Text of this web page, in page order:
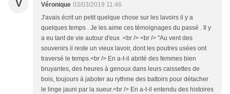
V Véronique 03/03/2019 11:46
J'avais écrit un petit quelque chose sur les lavoirs il y a
quelques temps . Je les aime ces témoignages du passé . Il y
a eu tant de vie autour d'eux .<br /> <br /> "Au vent des
souvenirs il reste un vieux lavoir, dont les poutres usées ont
traversé le temps.<br /> En a-t-il abrité des femmes bien
bruyantes, des heures à genoux dans leurs caissettes de
bois, toujours à jaboter au rythme des battoirs pour détacher
le linge jauni par la sueur.<br /> En a-t-il entendu des histoires